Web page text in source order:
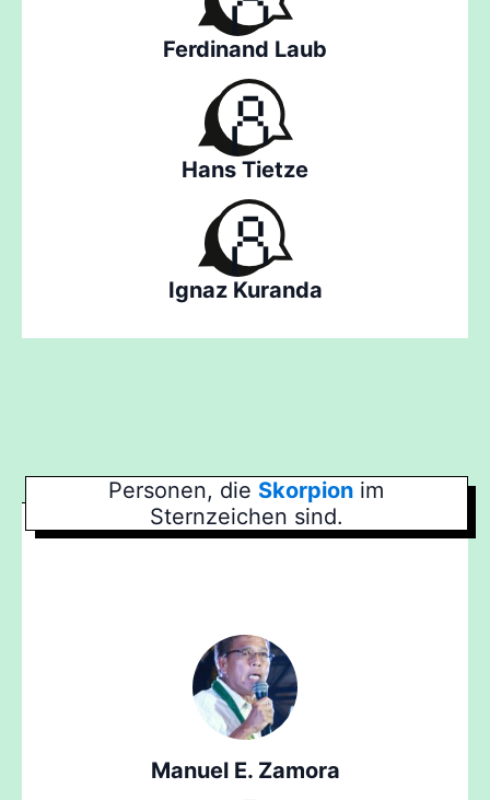
Ferdinand Laub
Hans Tietze
Ignaz Kuranda
Personen, die Skorpion im
Sternzeichen sind.
Manuel E. Zamora